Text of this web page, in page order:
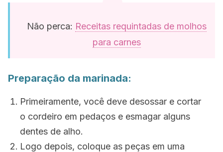
Não perca: Receitas requintadas de molhos
para carnes
Preparação da marinada:
Primeiramente, você deve desossar e cortar
o cordeiro em pedaços e esmagar alguns
dentes de alho.
Logo depois, coloque as peças em uma